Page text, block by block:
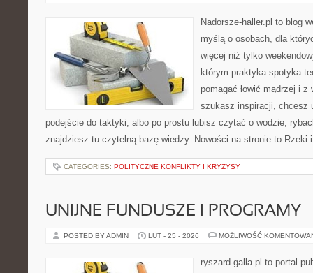
Nadorsze-haller.pl to blog
myślą o osobach, dla
więcej niż tylko
którym praktyka spotyka
pomagać łowić mądrzej i
szukasz inspiracji, chcesz
podejście do taktyki, albo po prostu lubisz czytać o wodzie,
znajdziesz tu czytelną bazę wiedzy. Nowości na stronie to
CATEGORIES: POLITYCZNE KONFLIKTY I KRYZYSY
UNIJNE FUNDUSZE I PROGRAMY
POSTED BY ADMIN LUT - 25 - 2026 MOŻLIWOŚĆ
ryszard-galla.pl to portal